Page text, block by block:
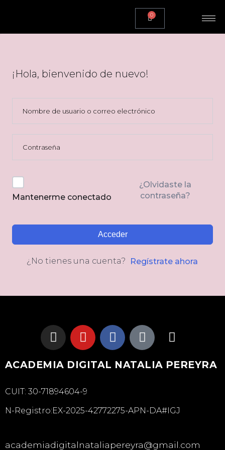
0
¡Hola, bienvenido de nuevo!
Mantenerme conectado
¿Olvidaste la
contraseña?
Acceder
¿No tienes una cuenta? Regístrate ahora
ACADEMIA DIGITAL NATALIA PEREYRA
CUIT: 30-71894604-9
N-Registro:EX-2025-42772275-APN-DA#IGJ
academiadigitalnataliapereyra@gmail.com